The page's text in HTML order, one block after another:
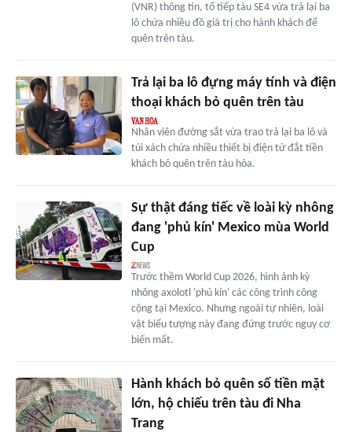
(VNR) thông tin, tổ tiếp tàu SE4 vừa trả lại ba
lô chứa nhiều đồ giá trị cho hành khách để
quên trên tàu.
Trả lại ba lô đựng máy tính và điện
thoại khách bỏ quên trên tàu
Nhân viên đường sắt vừa trao trả lại ba lô và
túi xách chứa nhiều thiết bị điện tử đắt tiền
khách bỏ quên trên tàu hỏa.
Sự thật đáng tiếc về loài kỳ nhông
đang 'phủ kín' Mexico mùa World
Cup
Trước thềm World Cup 2026, hình ảnh kỳ
nhông axolotl 'phủ kín' các công trình công
cộng tại Mexico. Nhưng ngoài tự nhiên, loài
vật biểu tượng này đang đứng trước nguy cơ
biến mất.
Hành khách bỏ quên số tiền mặt
lớn, hộ chiếu trên tàu đi Nha
Trang